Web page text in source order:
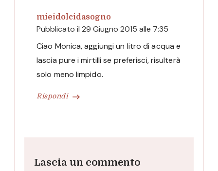
mieidolcidasogno
Pubblicato il 29 Giugno 2015 alle 7:35
Rispondi
Ciao Monica, aggiungi un litro di acqua e
lascia pure i mirtilli se preferisci, risulterà
solo meno limpido.
Lascia un commento